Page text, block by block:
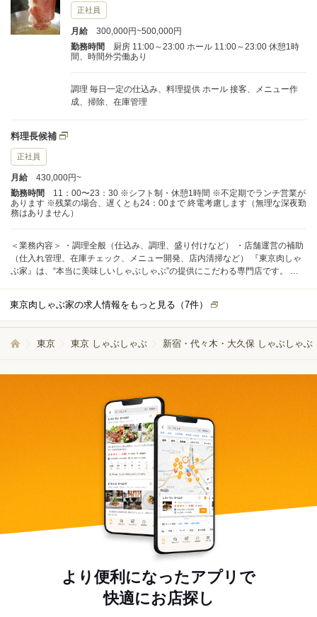
運営にも少しずつ挑戦していただきます。実践を通して、サービススキルだ
けでなく店舗全体の仕組みも学べるため、将来的に店長や独立を目指す方に
も最適な環境です。 本気で“食”と向き合いたい方、成長意欲のある方にぴっ
たりの職場です。あなたの挑戦をお待ちしています。
正社員
月給
300,000円~500,000円
勤務時間
厨房 11:00～23:00 ホール 11:00～23:00 休憩1時
間、時間外労働あり
調理 毎日一定の仕込み、料理提供 ホール 接客、メニュー作
成、掃除、在庫管理
料理長候補
正社員
月給
430,000円~
勤務時間
11：00〜23：30 ※シフト制・休憩1時間 ※不定期でランチ営業が
あります ※残業の場合、遅くとも24：00まで 終電考慮します（無理な深夜勤
務はありません）
＜業務内容＞ ・調理全般（仕込み、調理、盛り付けなど） ・店舗運営の補助
（仕入れ管理、在庫チェック、メニュー開発、店内清掃など） 『東京肉しゃ
ぶ家』は、“本当に美味しいしゃぶしゃぶ”の提供にこだわる専門店です。 ま
ましょう。
東京肉しゃぶ家の求人情報をもっと見る（7件）
東京 東京 しゃぶしゃぶ 新宿・代々木・大久保 しゃぶしゃぶ
より便利になったアプリで
快適にお店探し